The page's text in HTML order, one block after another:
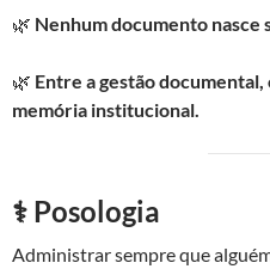
🌿 Nenhum documento nasce
🌿 Entre a gestão
memória institucional.
⚕️ Posologia
Administrar sempre que